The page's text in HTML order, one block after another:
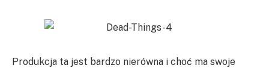
Produkcja ta jest bardzo nierówna i choć ma swoje